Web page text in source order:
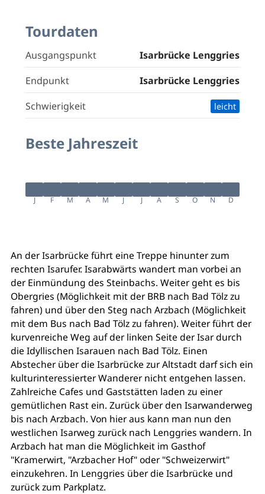
Tourdaten
Ausgangspunkt
Isarbrücke Lenggries
Endpunkt
Isarbrücke Lenggries
Schwierigkeit
leicht
Beste Jahreszeit
J F M A M J J A S O N D
An der Isarbrücke führt eine Treppe hinunter zum
rechten Isarufer. Isarabwärts wandert man vorbei an
der Einmündung des Steinbachs. Weiter geht es bis
Obergries (Möglichkeit mit der BRB nach Bad Tölz zu
fahren) und über den Steg nach Arzbach (Möglichkeit
mit dem Bus nach Bad Tölz zu fahren). Weiter führt der
kurvenreiche Weg auf der linken Seite der Isar durch
die Idyllischen Isarauen nach Bad Tölz. Einen
Abstecher über die Isarbrücke zur Altstadt darf sich ein
kulturinteressierter Wanderer nicht entgehen lassen.
Zahlreiche Cafes und Gaststätten laden zu einer
gemütlichen Rast ein. Zurück über den Isarwanderweg
bis nach Arzbach. Von hier aus kann man nun den
westlichen Isarweg zurück nach Lenggries wandern. In
Arzbach hat man die Möglichkeit im Gasthof
"Kramerwirt, "Arzbacher Hof" oder "Schweizerwirt"
einzukehren. In Lenggries über die Isarbrücke und
zurück zum Parkplatz.